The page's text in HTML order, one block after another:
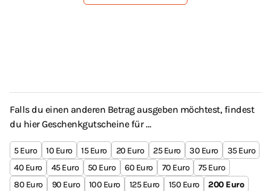
Falls du einen anderen Betrag ausgeben möchtest, findest
du hier Geschenkgutscheine für …
5 10 15 20 25 30
35
40
45 50 60 70
75
80
90 100 125 150
200